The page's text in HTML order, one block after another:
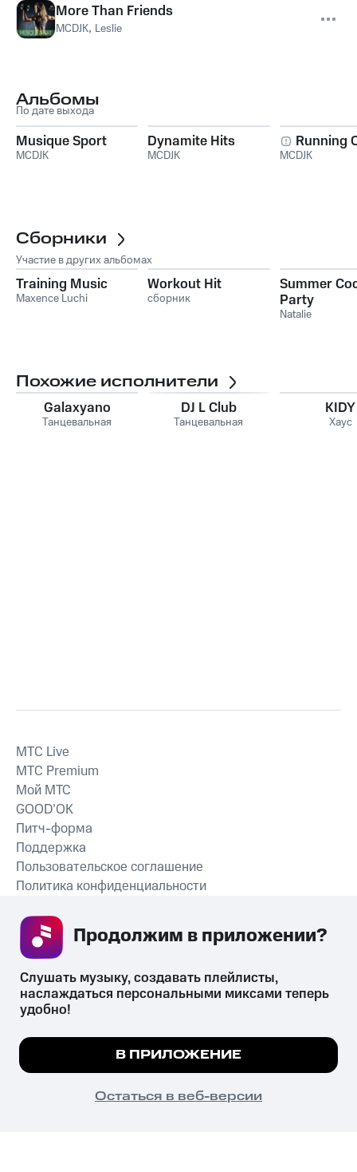
More Than Friends
MCDJK, Leslie
Альбомы
По дате выхода
Musique Sport
MCDJK
Dynamite Hits
MCDJK
Running
MCDJK
Сборники
Участие в других альбомах
Training Music
Maxence Luchi
Workout Hit
сборник
Summer
Party
Natalie
Похожие исполнители
Galaxyano
Танцевальная
DJ L Club
Танцевальная
KIDY
Хаус
СКАЧАТЬ ПРИЛОЖЕНИЕ
MTС Live
MTС Premium
Мой МТС
GOOD’OK
Питч-форма
Поддержка
Пользовательское соглашение
Политика конфиденциальности
психотропных веществ, их аналогов причиняет вред здоровью,
их незаконный оборот запрещён и влечёт установленную
законодательством ответственность.
© 2026 ООО «КИОН».
Все права защищены
Мы используем куки, чтобы на сайте все
Подробнее
ПОНЯТНО
Слушать музыку, создавать плейлисты,
наслаждаться персональными миксами теперь
удобно!
В ПРИЛОЖЕНИЕ
Остаться в веб-версии